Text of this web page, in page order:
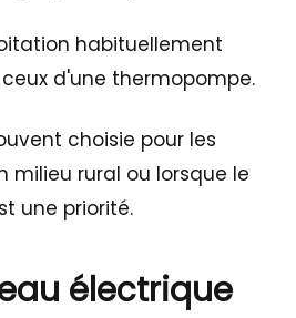
habituellement
d'une thermopompe.
choisie pour les
milieu rural ou lorsque le
une priorité.
électrique